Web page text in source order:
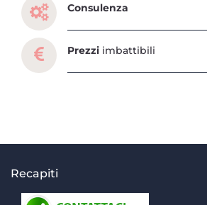
Consulenza
Prezzi imbattibili
Recapiti